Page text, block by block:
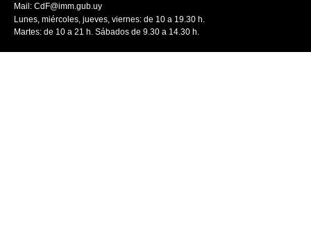
Mail: CdF@imm.gub.uy
Lunes, miércoles, jueves, viernes: de 10 a 19.30 h.
Martes: de 10 a 21 h. Sábados de 9.30 a 14.30 h.